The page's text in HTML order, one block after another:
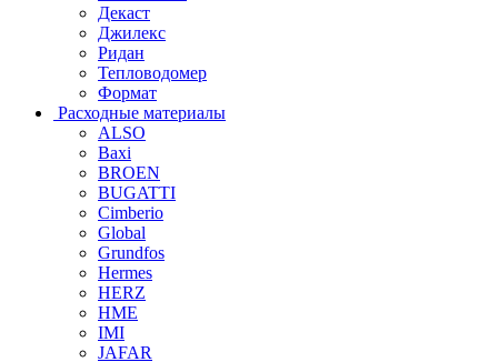
Декаст
Джилекс
Ридан
Тепловодомер
Формат
Расходные материалы
ALSO
Baxi
BROEN
BUGATTI
Cimberio
Global
Grundfos
Hermes
HERZ
HME
IMI
JAFAR